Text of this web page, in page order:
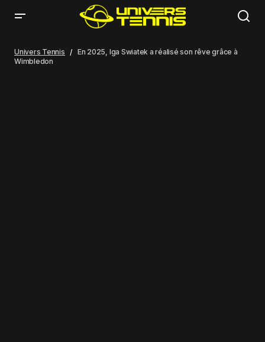
Univers Tennis
En 2025, Iga Swiatek a réalisé son rêve grâce à
Wimbledon